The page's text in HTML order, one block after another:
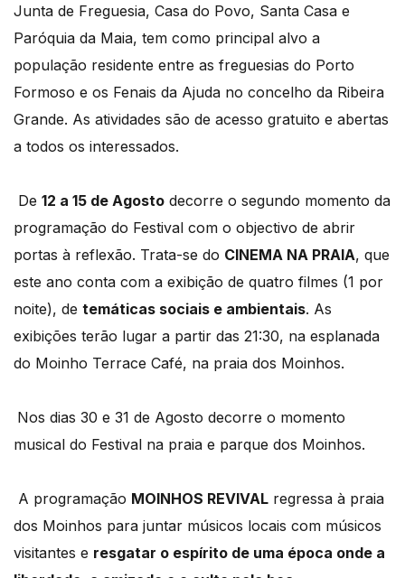
Junta de Freguesia, Casa do Povo, Santa Casa e
Paróquia da Maia, tem como principal alvo a
população residente entre as freguesias do Porto
Formoso e os Fenais da Ajuda no concelho da Ribeira
Grande. As atividades são de acesso gratuito e abertas
a todos os interessados.
De 12 a 15 de Agosto decorre o segundo momento da
programação do Festival com o objectivo de abrir
portas à reflexão. Trata-se do CINEMA NA PRAIA, que
este ano conta com a exibição de quatro filmes (1 por
noite), de temáticas sociais e ambientais. As
exibições terão lugar a partir das 21:30, na esplanada
do Moinho Terrace Café, na praia dos Moinhos.
Nos dias 30 e 31 de Agosto decorre o momento
musical do Festival na praia e parque dos Moinhos.
A programação MOINHOS REVIVAL regressa à praia
dos Moinhos para juntar músicos locais com músicos
visitantes e resgatar o espírito de uma época onde a